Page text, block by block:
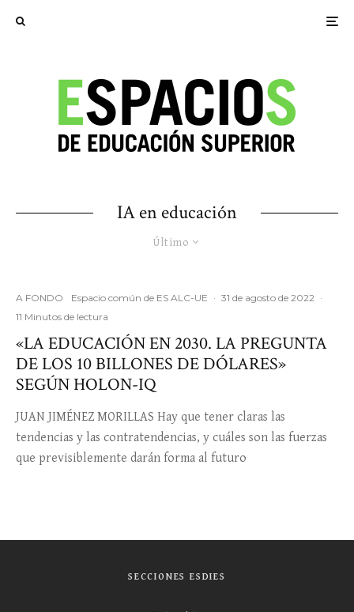
IA en educación
Último
A FONDO Espacio común de ES ALC-UE · 31 de agosto de 2022 ·
11 Minutos de lectura
«LA EDUCACIÓN EN 2030. LA PREGUNTA
DE LOS 10 BILLONES DE DÓLARES»
SEGÚN HOLON-IQ
JUAN JIMÉNEZ MORILLAS Hay que tener claras las
tendencias y las contratendencias, y cuáles son las fuerzas
que previsiblemente darán forma al futuro
SECCIONES ESDIES